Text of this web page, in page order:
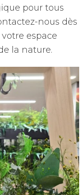
pour tous
nous dès
espace
la nature.